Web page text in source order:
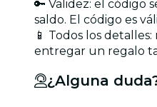
🔑 Validez: el código
saldo. El código es
📱 Todos los
entregar un regalo
¿Alguna